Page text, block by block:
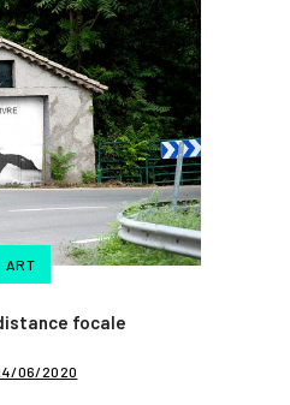
ART
focale
06/2020